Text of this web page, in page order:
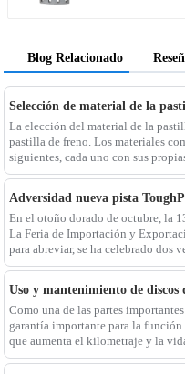
Blog Relacionado
Selección de material de la
La elección del material de la
pastilla de freno. Los materiales
siguientes, cada uno con sus
de acuerdo con sus propias
En el otoño dorado de octubre, la
La Feria de Importación y
para abreviar, se ha celebrado dos
pasado por 66 resortes y otoños.
Como una de las partes
garantía importante para la
que aumenta el kilometraje y la
pueden volverse más delgadas